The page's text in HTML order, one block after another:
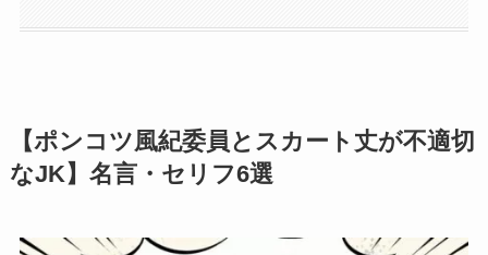
【ポンコツ風紀委員とスカート丈が不適切
なJK】名言・セリフ6選